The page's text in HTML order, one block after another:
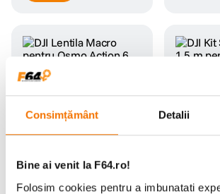
Consimțământ Detalii
Bine ai venit la F64.ro!
Folosim cookies pentru a imbunatati
DJI Lentila Macro pentru
Osmo Action 6
(0)
1.029 lei
DJI Kit
m
239 lei